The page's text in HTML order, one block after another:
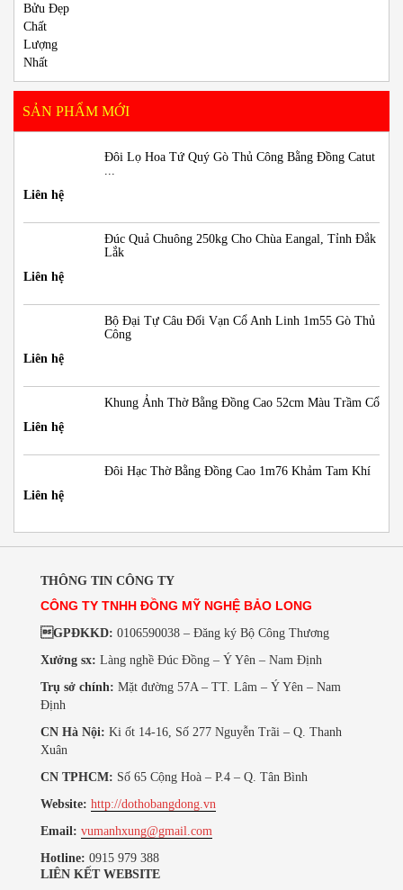
SẢN PHẨM MỚI
Đôi Lọ Hoa Tứ Quý Gò Thủ Công Bằng Đồng Catut
...
Liên hệ
Đúc Quả Chuông 250kg Cho Chùa Eangal, Tỉnh Đắk
Lắk
Liên hệ
Bộ Đại Tự Câu Đối Vạn Cổ Anh Linh 1m55 Gò Thủ
Công
Liên hệ
Khung Ảnh Thờ Bằng Đồng Cao 52cm Màu Trầm Cổ
Liên hệ
Đôi Hạc Thờ Bằng Đồng Cao 1m76 Khảm Tam Khí
Liên hệ
THÔNG TIN CÔNG TY
CÔNG TY TNHH ĐỒNG MỸ NGHỆ BẢO LONG
GPĐKKD: 0106590038 – Đăng ký Bộ Công Thương
Xưởng sx: Làng nghề Đúc Đồng – Ý Yên – Nam Định
Trụ sở chính: Mặt đường 57A – TT. Lâm – Ý Yên – Nam
Định
CN Hà Nội: Ki ốt 14-16, Số 277 Nguyễn Trãi – Q. Thanh
Xuân
CN TPHCM: Số 65 Cộng Hoà – P.4 – Q. Tân Bình
Website: http://dothobangdong.vn
Email: vumanhxung@gmail.com
Hotline: 0915 979 388
LIÊN KẾT WEBSITE